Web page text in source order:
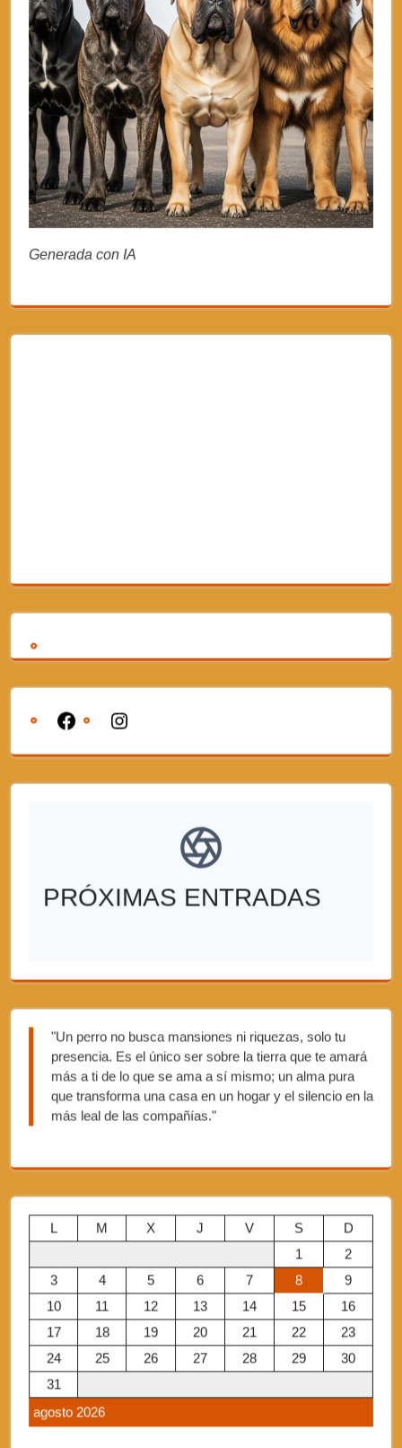
Generada con IA
PRÓXIMAS ENTRADAS
"Un perro no busca mansiones ni riquezas, solo tu
presencia. Es el único ser sobre la tierra que te amará
más a ti de lo que se ama a sí mismo; un alma pura
que transforma una casa en un hogar y el silencio en la
más leal de las compañías."
agosto 2026
L M X J V S
D
1
2
3
4 5 6 7 8
9
10
11 12 13 14 15
16
17
18 19 20 21 22
23
24
25 26 27 28 29
30
31